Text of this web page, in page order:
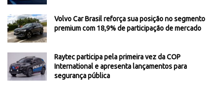
Volvo Car Brasil reforça sua posição no segmento
premium com 18,9% de participação de mercado
Raytec participa pela primeira vez da COP
International e apresenta lançamentos para
segurança pública